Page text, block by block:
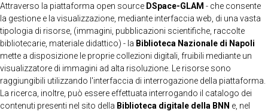
Attraverso la piattaforma open source DSpace-GLAM - che consente
la gestione e la visualizzazione, mediante interfaccia web, di una vasta
tipologia di risorse, (immagini, pubblicazioni scientifiche, raccolte
bibliotecarie, materiale didattico) - la Biblioteca Nazionale di Napoli
mette a disposizione le proprie collezioni digitali, fruibili mediante un
visualizzatore di immagini ad alta risoluzione. Le risorse sono
raggiungibili utilizzando l'interfaccia di interrogazione della piattaforma.
La ricerca, inoltre, può essere effettuata interrogando il catalogo dei
contenuti presenti nel sito della Biblioteca digitale della BNN e, nel